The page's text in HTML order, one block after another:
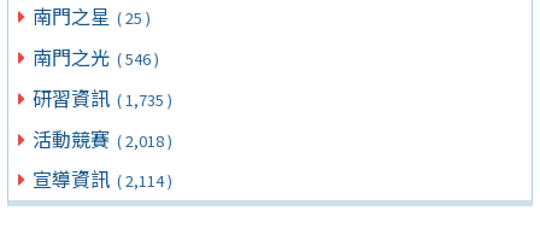
南門之星 ( 25 )
南門之光 ( 546 )
研習資訊 ( 1,735 )
活動競賽 ( 2,018 )
宣導資訊 ( 2,114 )